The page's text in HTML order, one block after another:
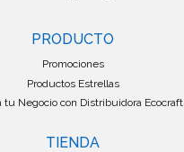
PRODUCTO
Promociones
Productos Estrellas
tu Negocio con Distribuidora Ecocraft
TIENDA